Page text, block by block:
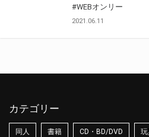
#WEBオンリー
2021.06.11
カテゴリー
同人 書籍 CD・BD/DVD